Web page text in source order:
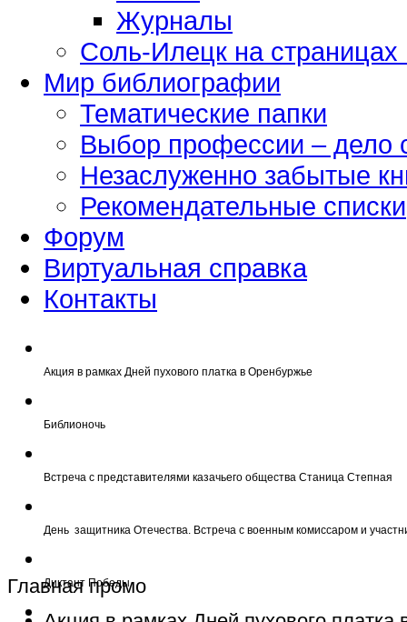
Журналы
Соль-Илецк на
Мир библиографии
Тематические папки
Выбор профессии – дело
Незаслуженно забытые
Рекомендательные списки
Форум
Виртуальная справка
Контакты
Акция в рамках Дней пухового платка в Оренбуржье
Библионочь
Встреча с представителями казачьего общества Станица Степная
День защитника Отечества. Встреча с военным комиссаром и
Диктант Победы
Главная промо